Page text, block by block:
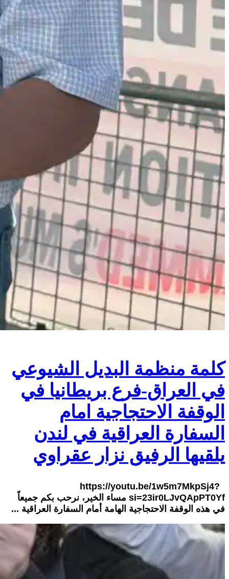
كلمة منظمة البديل الشيوعي
في العراق-فرع بريطانيا في
الوقفة الاحتجاجية امام
السفارة العراقية في لندن
يلقيها الرفيق نزار عقراوي
https://youtu.be/1w5m7MkpSj4?
si=23ir0LJvQApPT0Yf مساء الخير، نرحب بكم جميعاً
في هذه الوقفة الاحتجاجية الهامة أمام السفارة العراقية ...